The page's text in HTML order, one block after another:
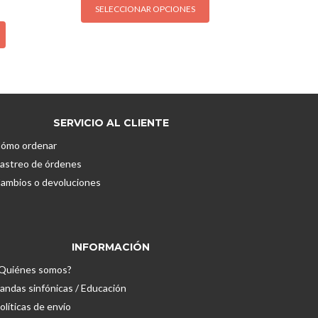
Este
se
en
SELECCIONAR OPCIONES
opciones
SERVICIO AL CLIENTE
ordenar
de órdenes
o devoluciones
INFORMACIÓN
somos?
sinfónicas / Educación
de envío